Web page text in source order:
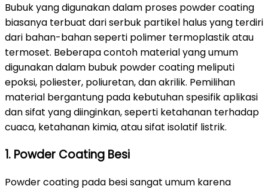
Bubuk yang digunakan dalam proses powder coating
biasanya terbuat dari serbuk partikel halus yang terdiri
dari bahan-bahan seperti polimer termoplastik atau
termoset. Beberapa contoh material yang umum
digunakan dalam bubuk powder coating meliputi
epoksi, poliester, poliuretan, dan akrilik. Pemilihan
material bergantung pada kebutuhan spesifik aplikasi
dan sifat yang diinginkan, seperti ketahanan terhadap
cuaca, ketahanan kimia, atau sifat isolatif listrik.
1. Powder Coating Besi
Powder coating pada besi sangat umum karena